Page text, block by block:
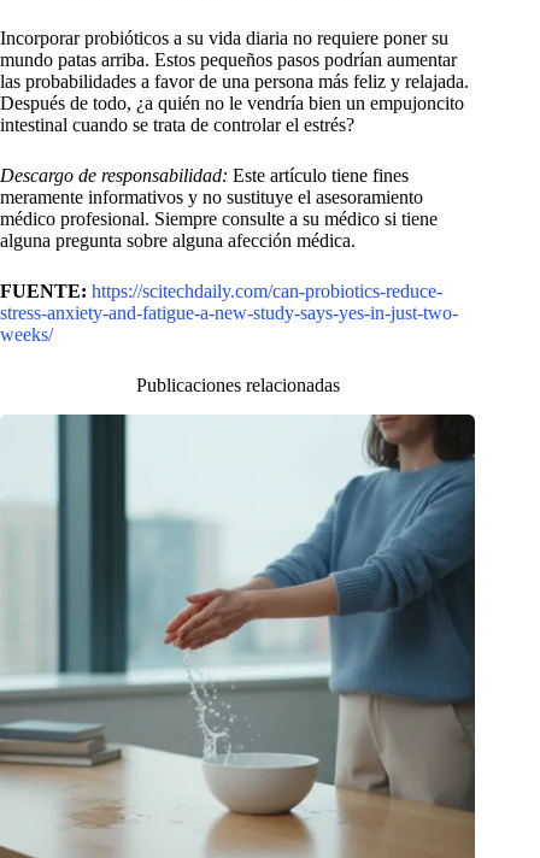
Incorporar probióticos a su vida diaria no requiere poner su
mundo patas arriba. Estos pequeños pasos podrían aumentar
las probabilidades a favor de una persona más feliz y relajada.
Después de todo, ¿a quién no le vendría bien un empujoncito
intestinal cuando se trata de controlar el estrés?
Descargo de responsabilidad: Este artículo tiene fines
meramente informativos y no sustituye el asesoramiento
médico profesional. Siempre consulte a su médico si tiene
alguna pregunta sobre alguna afección médica.
FUENTE: https://scitechdaily.com/can-probiotics-reduce-
stress-anxiety-and-fatigue-a-new-study-says-yes-in-just-two-
weeks/
Publicaciones relacionadas